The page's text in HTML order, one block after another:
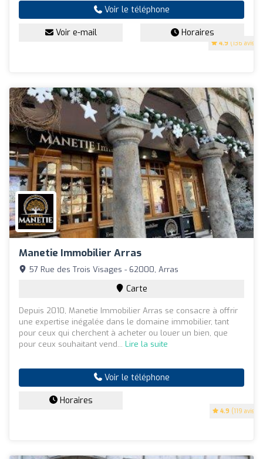
4.9 (136 avis)
Voir le téléphone
Voir e-mail Horaires
Manetie Immobilier Arras
4.9 (119 avis)
57 Rue des Trois Visages - 62000, Arras
Carte
Depuis 2010, Manetie Immobilier Arras se consacre à offrir
une expertise inégalée dans le domaine immobilier, tant
pour ceux qui cherchent à acheter ou louer un bien, que
pour ceux souhaitant vend... Lire la suite
Voir le téléphone
Horaires